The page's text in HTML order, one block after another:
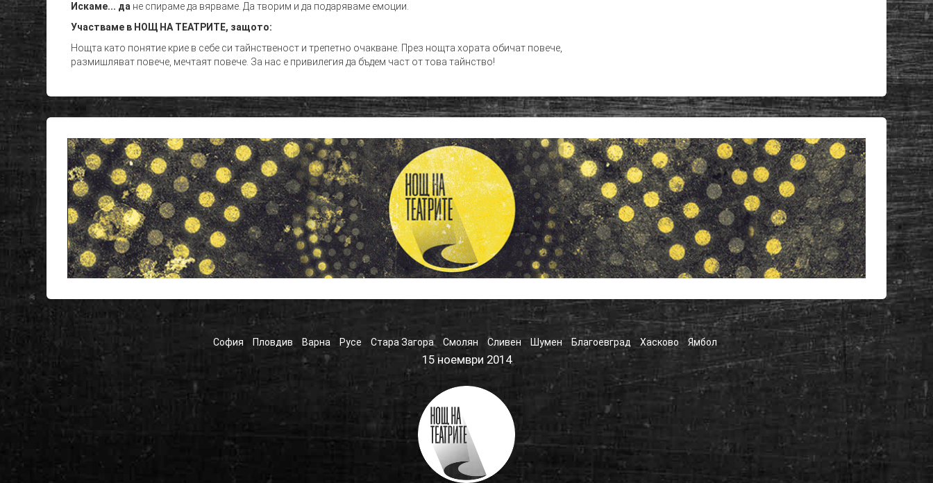
Искаме... да не спираме да вярваме. Да творим и да подаряваме емоции.
Участваме в НОЩ НА ТЕАТРИТЕ, защото:
Нощта като понятие крие в себе си тайнственост и трепетно очакване. През нощта хората обичат повече,
размишляват повече, мечтаят повече. За нас е привилегия да бъдем част от това тайнство!
София Пловдив Варна Русе Стара Загора Смолян Сливен Шумен Благоевград Хасково Ямбол
15 ноември 2014